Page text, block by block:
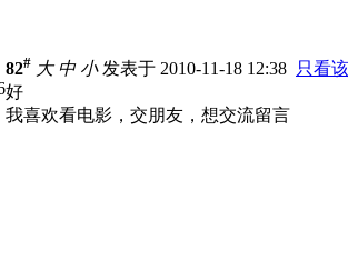
82# 大 中 小发表于 2010-11-18 12:38 只看
好
我喜欢看电影，交朋友，想交流留言